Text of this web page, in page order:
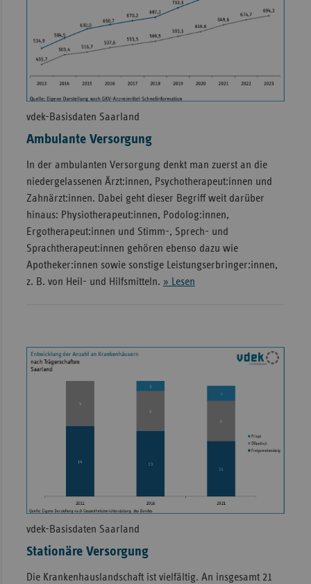
vdek-Basisdaten Saarland
Ambulante Versorgung
In der ambulanten Versorgung denkt man zuerst an die
niedergelassenen Ärzt:innen, Psychotherapeut:innen und
Zahnärzt:innen. Dabei geht dieser Begriff weit darüber
hinaus: Physiotherapeut:innen, Podolog:innen,
Ergotherapeut:innen und Stimm-, Sprech- und
Sprachtherapeut:innen gehören ebenso dazu wie
Apotheker:innen sowie sonstige Leistungserbringer:innen,
z. B. von Heil- und Hilfsmitteln. » Lesen
vdek-Basisdaten Saarland
Stationäre Versorgung
Die Krankenhauslandschaft ist vielfältig. An insgesamt 21